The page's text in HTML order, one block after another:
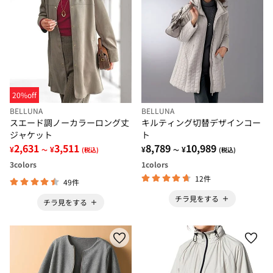
20%off
BELLUNA
スエード調ノーカラーロング丈
ジャケット
¥2,631 ～ ¥3,511 (税込)
3colors
49件
チラ見をする
BELLUNA
キルティング切替デザインコー
ト
¥8,789 ～ ¥10,989 (税込)
1colors
12件
チラ見をする